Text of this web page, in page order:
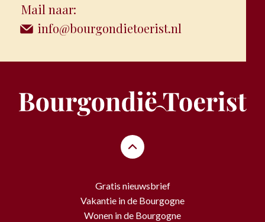
Mail naar:
info@bourgondietoerist.nl
Gratis nieuwsbrief
Vakantie in de Bourgogne
Wonen in de Bourgogne